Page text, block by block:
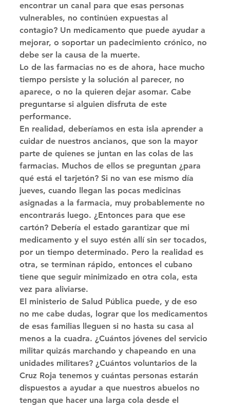
encontrar un canal para que esas personas
vulnerables, no continúen expuestas al
contagio? Un medicamento que puede ayudar a
mejorar, o soportar un padecimiento crónico, no
debe ser la causa de la muerte.
Lo de las farmacias no es de ahora, hace mucho
tiempo persiste y la solución al parecer, no
aparece, o no la quieren dejar asomar. Cabe
preguntarse si alguien disfruta de este
performance.
En realidad, deberíamos en esta isla aprender a
cuidar de nuestros ancianos, que son la mayor
parte de quienes se juntan en las colas de las
farmacias. Muchos de ellos se preguntan ¿para
qué está el tarjetón? Si no van ese mismo día
jueves, cuando llegan las pocas medicinas
asignadas a la farmacia, muy probablemente no
encontrarás luego. ¿Entonces para que ese
cartón? Debería el estado garantizar que mi
medicamento y el suyo estén allí sin ser tocados,
por un tiempo determinado. Pero la realidad es
otra, se terminan rápido, entonces el cubano
tiene que seguir minimizado en otra cola, esta
vez para aliviarse.
El ministerio de Salud Pública puede, y de eso
no me cabe dudas, lograr que los medicamentos
de esas familias lleguen si no hasta su casa al
menos a la cuadra. ¿Cuántos jóvenes del servicio
militar quizás marchando y chapeando en una
unidades militares? ¿Cuántos voluntarios de la
Cruz Roja tenemos y cuántas personas estarán
dispuestos a ayudar a que nuestros abuelos no
tengan que hacer una larga cola desde el